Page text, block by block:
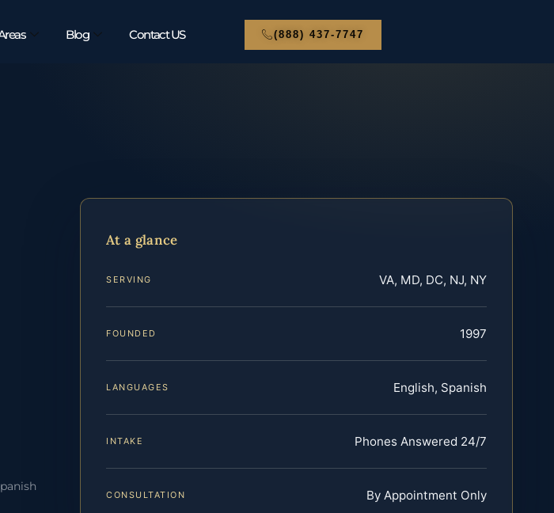
Blog Contact US (888) 437-7747
At a glance
SERVING VA, MD, DC, NJ, NY
FOUNDED 1997
LANGUAGES English, Spanish
INTAKE Phones Answered 24/7
CONSULTATION By Appointment Only